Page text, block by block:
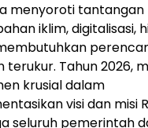
menyoroti
iklim, digitalisasi,
terukur. Tahun 2026,
krusial dalam
visi dan misi
seluruh pemerintah